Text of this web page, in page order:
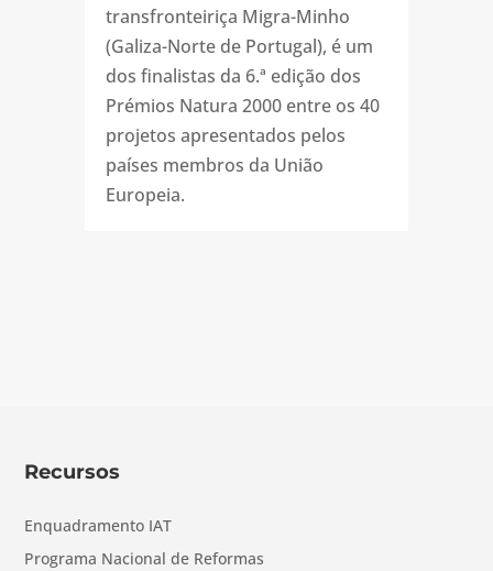
transfronteiriça Migra-Minho
(Galiza-Norte de Portugal), é um
dos finalistas da 6.ª edição dos
Prémios Natura 2000 entre os 40
projetos apresentados pelos
países membros da União
Europeia.
Recursos
Enquadramento IAT
Programa Nacional de Reformas